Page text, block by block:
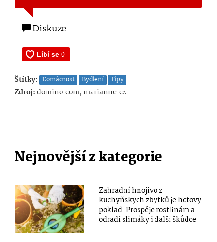
Diskuze
Štítky: Domácnost Bydlení Tipy
Zdroj:domino.com, marianne.cz
Nejnovější z kategorie
Zahradní hnojivo z
kuchyňských zbytků je hotový
poklad: Prospěje rostlinám a
odradí slimáky i další škůdce